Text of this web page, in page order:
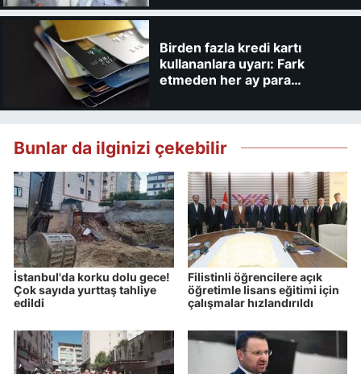
Birden fazla kredi kartı
kullananlara uyarı: Fark
etmeden her ay para
Bunlar da ilginizi çekebilir
İstanbul'da korku dolu gece!
Çok sayıda yurttaş tahliye
edildi
Filistinli öğrencilere açık
öğretimle lisans eğitimi için
çalışmalar hızlandırıldı